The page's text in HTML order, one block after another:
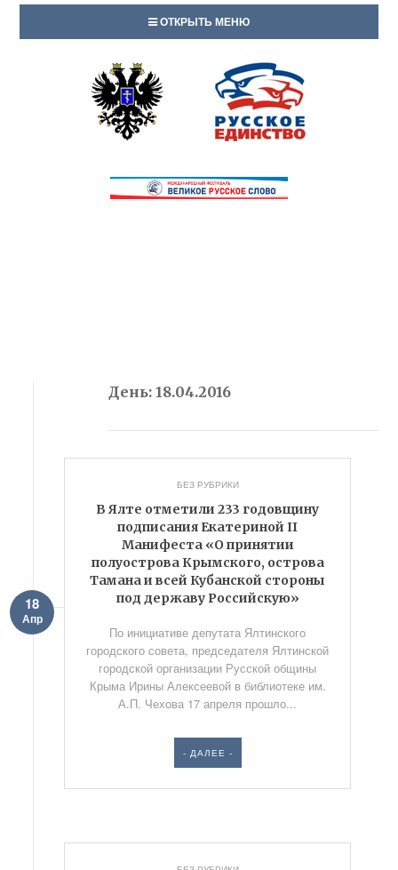
ОТКРЫТЬ МЕНЮ
День:18.04.2016
БЕЗ РУБРИКИ
В Ялте отметили 233 годовщину
подписания Екатериной II
Манифеста «О принятии
полуострова Крымского, острова
Тамана и всей Кубанской стороны
под державу Российскую»
18
Апр
По инициативе депутата Ялтинского
городского совета, председателя Ялтинской
городской организации Русской общины
Крыма Ирины Алексеевой в библиотеке им.
А.П. Чехова 17 апреля прошло...
- ДАЛЕЕ -